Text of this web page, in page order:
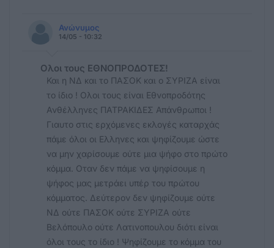
Ανώνυμος
14/05 - 10:32
Ολοι τους ΕΘΝΟΠΡΟΔΟΤΕΣ!
Και η ΝΔ και το ΠΑΣΟΚ και ο ΣΥΡΙΖΑ είναι
το ίδιο ! Ολοι τους είναι Εθνοπροδότης
Ανθέλληνες ΠΑΤΡΑΚΙΔΕΣ Απάνθρωποι !
Γιαυτο στις ερχόμενες εκλογές καταρχάς
πάμε όλοι οι Ελληνες και ψηφίζουμε ώστε
να μην χαρίσουμε ούτε μια ψήφο στο πρώτο
κόμμα. Οταν δεν πάμε να ψηφίσουμε η
ψήφος μας μετράει υπέρ του πρώτου
κόμματος. Δεύτερον δεν ψηφίζουμε ούτε
ΝΔ ούτε ΠΑΣΟΚ ούτε ΣΥΡΙΖΑ ούτε
Βελόπουλο ούτε Λατινοπουλου διότι είναι
όλοι τους το ίδιο ! Ψηφίζουμε το κόμμα του